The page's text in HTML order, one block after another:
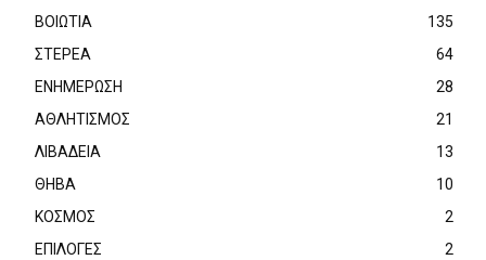
ΒΟΙΩΤΙΑ
135
ΣΤΕΡΕΑ
64
ΕΝΗΜΕΡΩΣΗ
28
ΑΘΛΗΤΙΣΜΟΣ
21
ΛΙΒΑΔΕΙΑ
13
ΘΗΒΑ
10
ΚΟΣΜΟΣ
2
ΕΠΙΛΟΓΕΣ
2